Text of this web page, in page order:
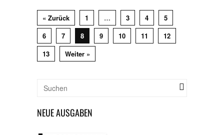
« Zurück 1 … 3 4
5
6
7 8 9 10 11
12
13
Weiter »
NEUE AUSGABEN